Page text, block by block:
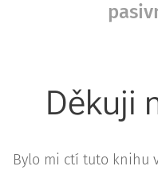
Děkuji
Bylo mi ctí tuto knihu